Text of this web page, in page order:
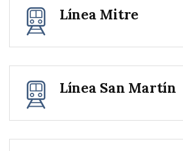
Línea Mitre
Línea San Martín